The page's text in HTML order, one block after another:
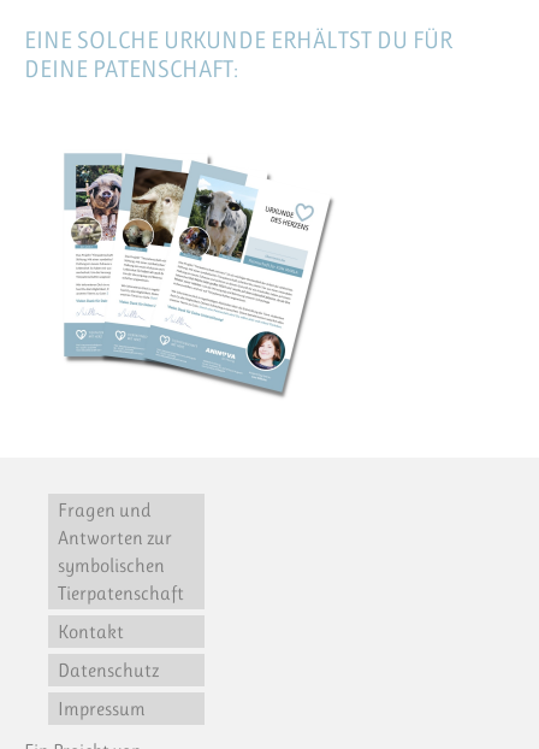
EINE SOLCHE URKUNDE ERHÄLTST DU FÜR
DEINE PATENSCHAFT:
Fragen und
Antworten zur
symbolischen
Tierpatenschaft
Kontakt
Datenschutz
Impressum